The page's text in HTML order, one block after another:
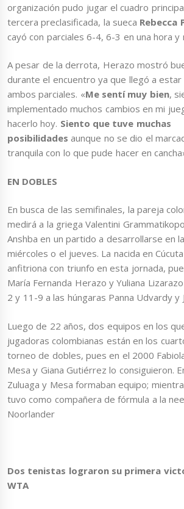
organización pudo jugar el cuadro
tercera preclasificada, la sueca Rebecca
cayó con parciales 6-4, 6-3 en una hora
A pesar de la derrota, Herazo mostró
durante el encuentro ya que llegó a
ambos parciales. «Me sentí muy bien,
implementado muchos cambios en mi
hacerlo hoy. Siento que tuve muchas
posibilidadesaunque no se dio el
tranquila con lo que pude hacer en
EN DOBLES
En busca de las semifinales, la pareja
medirá a la griega Valentini
Anshba en un partido a desarrollarse en
miércoles o el jueves. La nacida en
anfitriona con triunfo en esta jornada,
María Fernanda Herazo y Yuliana
2 y 11-9 a las húngaras Panna Udvardy y
Luego de 22 años, dos equipos en los
jugadoras colombianas están en los
torneo de dobles, pues en el 2000
Mesa y Giana Gutiérrez lo consiguieron.
Zuluaga y Mesa formaban equipo;
tuvo como compañera de fórmula a la
Noorlander
Dos tenistas lograron su primera
WTA